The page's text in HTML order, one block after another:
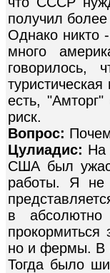
получил
Однако никто
много
говорилось,
есть,
риск.
Вопрос:
Цулиадис: На
США был
работы. Я не
в абсолютно
прокормиться
но и фермы. В
Тогда было